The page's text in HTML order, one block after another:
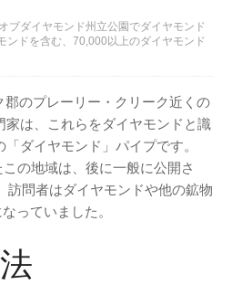
ブダイヤモンド州立公園でダイヤモンド
ドを含む、70,000以上のダイヤモンド
のプレーリー・クリーク近くの
は、これらをダイヤモンドと識
ダイヤモンド」パイプです。
の地域は、後に一般に公開さ
訪問者はダイヤモンドや他の鉱物
っていました。